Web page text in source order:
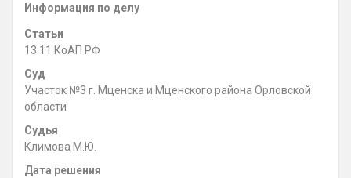
Информация по делу
Статьи
13.11 КоАП РФ
Суд
Участок №3 г. Мценска и Мценского района Орловской
области
Судья
Климова М.Ю.
Дата решения